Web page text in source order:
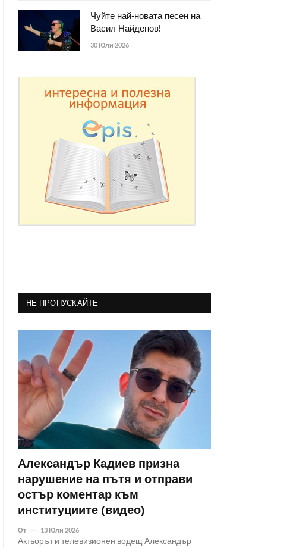
Чуйте най-новата песен на
Васил Найденов!
30 Юли 2026
НЕ ПРОПУСКАЙТЕ
Александър Кадиев призна
нарушение на пътя и отправи
остър коментар към
институциите (видео)
От 13 Юли 2026
Актьорът и телевизионен водещ Александър